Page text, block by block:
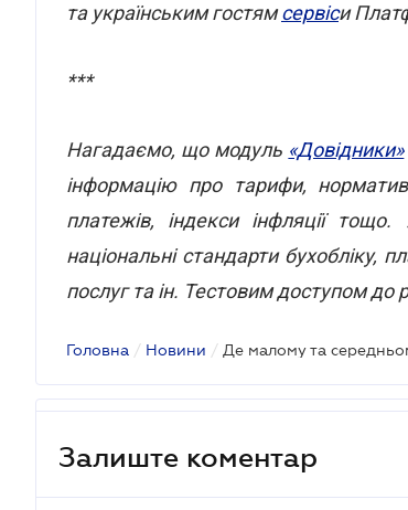
та українським гостямсервіси
***
Нагадаємо, що модуль «Довідники»
інформацію про тарифи,
платежів, індекси інфляції
національні стандарти бухобліку,
послуг та ін. Тестовим доступом до
Головна / Новини /
Залиште коментар